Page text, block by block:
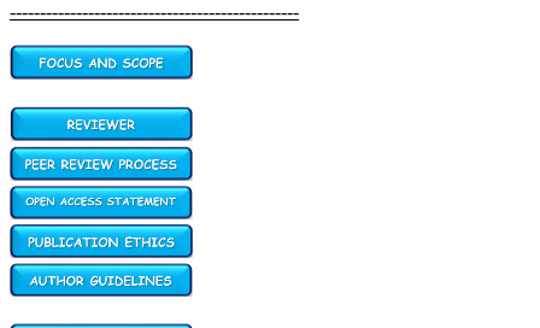
------------------------------------------------